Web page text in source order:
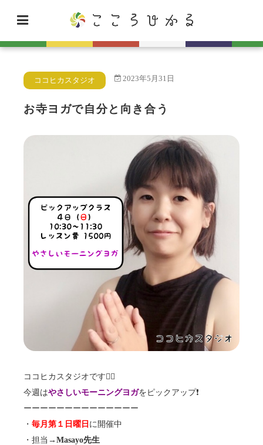
ココヒカスタジオ 2023年5月31日
お寺ヨガで自分と向き合う
ココヒカスタジオです🧘‍♀️
今週はやさしいモーニングヨガをピックアップ❗️
ーーーーーーーーーーーーーー
・ 毎月第１日曜日 に開催中
・担当→ Masayo先生